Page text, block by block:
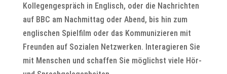
Kollegengespräch in Englisch, oder die Nachrichten
auf BBC am Nachmittag oder Abend, bis hin zum
englischen Spielfilm oder das Kommunizieren mit
Freunden auf Sozialen Netzwerken. Interagieren Sie
mit Menschen und schaffen Sie möglichst viele Hör-